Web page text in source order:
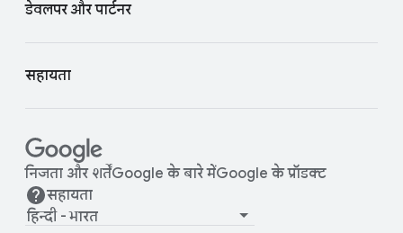
डेवलपर और पार्टनर
सहायता
निजता और शर्तेंGoogle के बारे मेंGoogle के प्रॉडक्ट
सहायता